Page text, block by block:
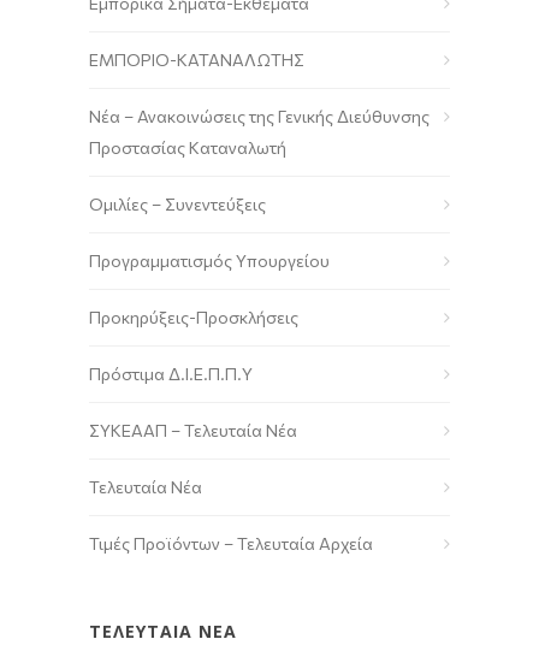
ΕΜΠΟΡΙΟ-ΚΑΤΑΝΑΛΩΤΗΣ
Νέα – Ανακοινώσεις της Γενικής Διεύθυνσης
Προστασίας Καταναλωτή
Ομιλίες – Συνεντεύξεις
Προγραμματισμός Υπουργείου
Προκηρύξεις-Προσκλήσεις
Πρόστιμα Δ.Ι.Ε.Π.Π.Υ
ΣΥΚΕΑΑΠ – Τελευταία Νέα
Τελευταία Νέα
Τιμές Προϊόντων – Τελευταία Αρχεία
ΤΕΛΕΥΤΑΙΑ ΝΕΑ